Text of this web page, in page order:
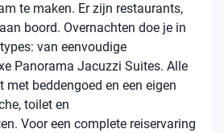
te maken. Er zijn restaurants,
boord. Overnachten doe je in
van eenvoudige
Panorama Jacuzzi Suites. Alle
met beddengoed en een eigen
toilet en
Voor een complete reiservaring